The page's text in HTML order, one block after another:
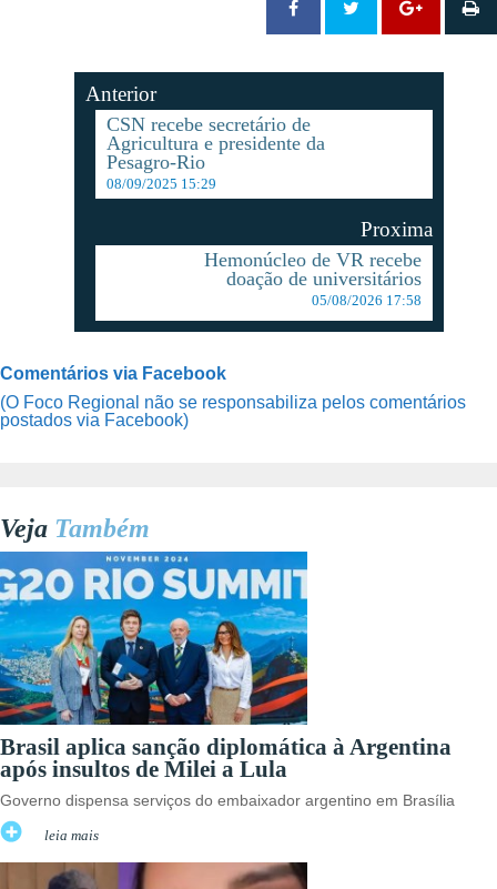
Anterior
CSN recebe secretário de
Agricultura e presidente da
Pesagro-Rio
08/09/2025 15:29
Proxima
Hemonúcleo de VR recebe
doação de universitários
05/08/2026 17:58
Comentários via Facebook
(O Foco Regional não se responsabiliza pelos comentários
postados via Facebook)
Veja Também
Brasil aplica sanção diplomática à Argentina
após insultos de Milei a Lula
Governo dispensa serviços do embaixador argentino em Brasília
leia mais